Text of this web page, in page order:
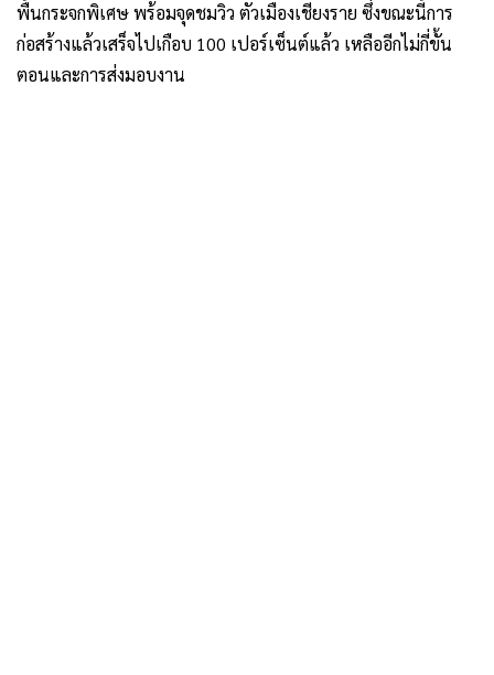
พื้นกระจกพิเศษ พร้อมจุดชมวิว ตัวเมืองเชียงราย ซึ่งขณะนี้การ
ก่อสร้างแล้วเสร็จไปเกือบ 100 เปอร์เซ็นต์แล้ว เหลืออีกไม่กี่ขั้น
ตอนและการส่งมอบงาน